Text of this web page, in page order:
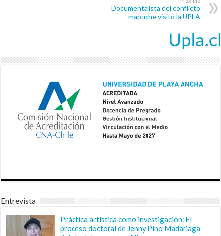
Documentalista del conflicto
mapuche visitó la UPLA
Entrevista
Práctica artística como investigación: El
proceso doctoral de Jenny Pino Madariaga